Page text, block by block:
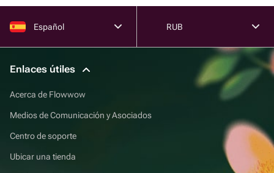
Español RUB
Enlaces útiles
Acerca de Flowwow
Medios de Comunicación y Asociados
Centro de soporte
Ubicar una tienda